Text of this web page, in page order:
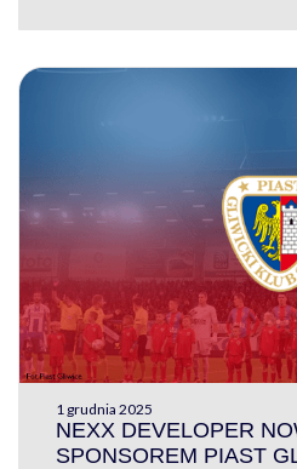
1 grudnia 2025
NEXX DEVELOPER
SPONSOREM PIAST